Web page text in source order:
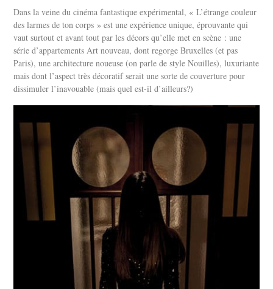
Dans la veine du cinéma fantastique expérimental, « L’étrange couleur
des larmes de ton corps » est une expérience unique, éprouvante qui
vaut surtout et avant tout par les décors qu’elle met en scène : une
série d’appartements Art nouveau, dont regorge Bruxelles (et pas
Paris), une architecture noueuse (on parle de style Nouilles), luxuriante
mais dont l’aspect très décoratif serait une sorte de couverture pour
dissimuler l’inavouable (mais quel est-il d’ailleurs?)